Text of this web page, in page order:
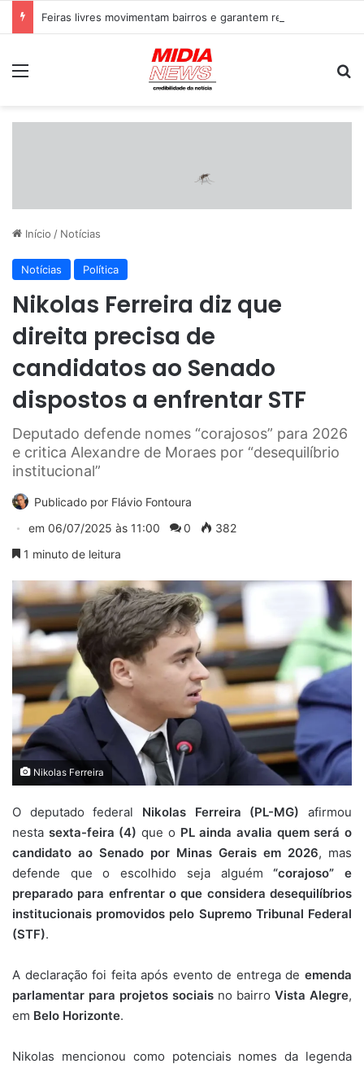
Início / Notícias
Notícias Política
Nikolas Ferreira diz que
direita precisa de
candidatos ao Senado
dispostos a enfrentar STF
Deputado defende nomes “corajosos” para 2026
e critica Alexandre de Moraes por “desequilíbrio
institucional”
Publicado por Flávio Fontoura
em 06/07/2025 às 11:00 0
382
1 minuto de leitura
Nikolas Ferreira
O deputado federal Nikolas Ferreira (PL-MG) afirmou
nesta sexta-feira (4) que o PL ainda avalia quem será o
candidato ao Senado por Minas Gerais em 2026, mas
defende que o escolhido seja alguém“corajoso” e
preparado para enfrentar o que considera desequilíbrios
institucionais promovidos pelo Supremo Tribunal Federal
(STF).
A declaração foi feita após evento de entrega de emenda
parlamentar para projetos sociais no bairro Vista Alegre,
em Belo Horizonte.
Nikolas mencionou como potenciais nomes da legenda